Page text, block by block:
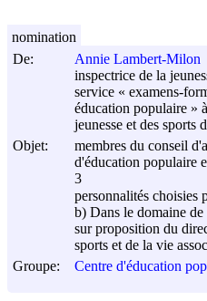
De:
Annie Lambert-Milon
inspectrice de la
service « examens-
éducation populaire »
jeunesse et des sports
Objet:
membres du conseil
d'éducation populaire
3
personnalités choisies
b) Dans le domaine de
sur proposition du
sports et de la vie
Groupe:
Centre d'éducation
nomination